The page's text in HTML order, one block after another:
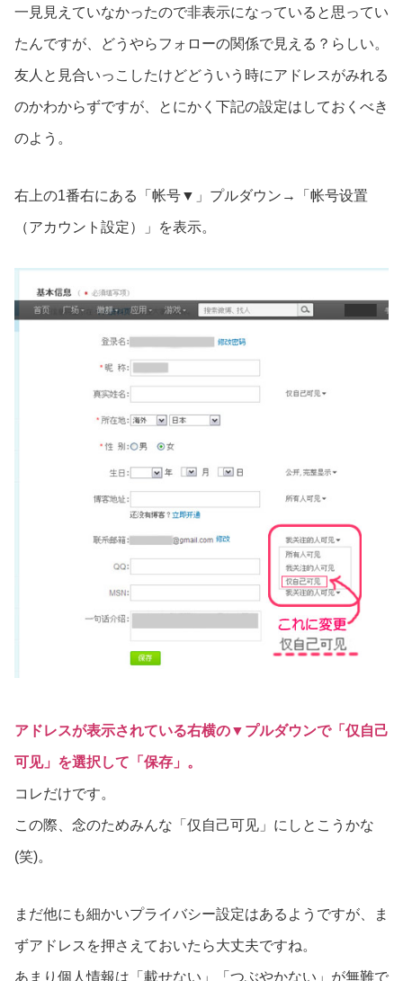
一見見えていなかったので非表示になっていると思ってい
たんですが、どうやらフォローの関係で見える？らしい。
友人と見合いっこしたけどどういう時にアドレスがみれる
のかわからずですが、とにかく下記の設定はしておくべき
のよう。
右上の1番右にある「帐号▼」プルダウン→「帐号设置
（アカウント設定）」を表示。
アドレスが表示されている右横の▼プルダウンで「仅自己
可见」を選択して「保存」。
コレだけです。
この際、念のためみんな「仅自己可见」にしとこうかな
(笑)。
まだ他にも細かいプライバシー設定はあるようですが、ま
ずアドレスを押さえておいたら大丈夫ですね。
あまり個人情報は「載せない」「つぶやかない」が無難で